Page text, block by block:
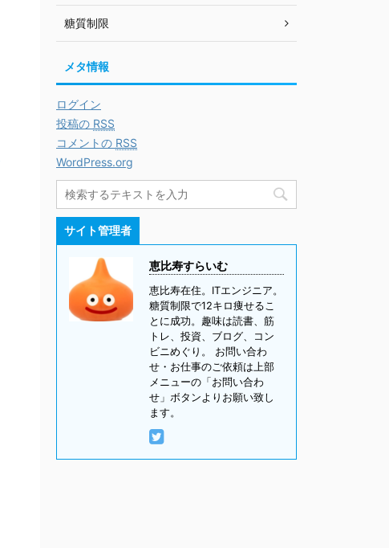
糖質制限
メタ情報
ログイン
投稿の RSS
コメントの RSS
WordPress.org
サイト管理者
恵比寿すらいむ
恵比寿在住。ITエンジニア。
糖質制限で12キロ痩せるこ
とに成功。趣味は読書、筋
トレ、投資、ブログ、コン
ビニめぐり。 お問い合わ
せ・お仕事のご依頼は上部
メニューの「お問い合わ
せ」ボタンよりお願い致し
ます。